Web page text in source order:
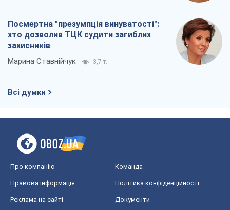
Посмертна "презумпція винуватості":
хто дозволив ТЦК судити загиблих
захисників
Марина Ставнійчук 3,7 т.
Всі думки
Про компанію Команда
Правова інформація Політика конфіденційності
Реклама на сайті Документи